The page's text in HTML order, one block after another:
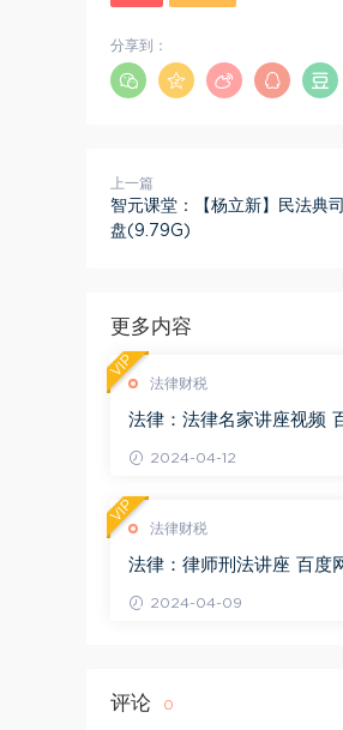
分享到：
上一篇
智元课堂：【杨立新】民法典
盘(9.79G)
更多内容
法律财税
法律：法律名家讲座视频
2024-04-12
VIP
法律财税
法律：律师刑法讲座 百度
2024-04-09
VIP
评论 0